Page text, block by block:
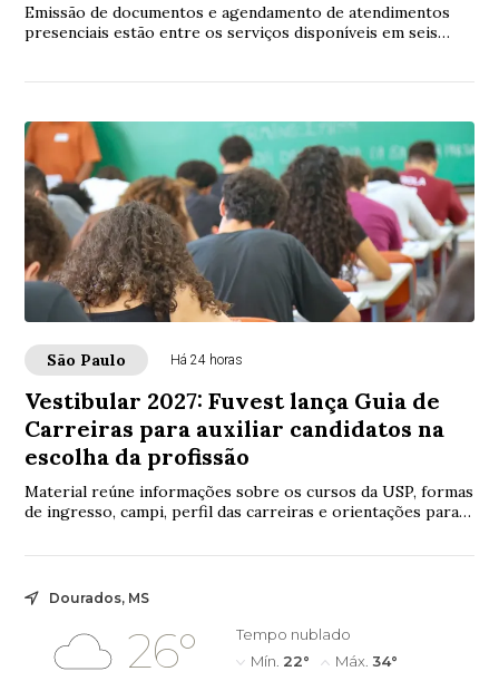
Emissão de documentos e agendamento de atendimentos
presenciais estão entre os serviços disponíveis em seis
São Paulo Há 24 horas
Vestibular 2027: Fuvest lança Guia de
Carreiras para auxiliar candidatos na
escolha da profissão
Material reúne informações sobre os cursos da USP, formas
de ingresso, campi, perfil das carreiras e orientações para o
Dourados, MS
26°
Tempo nublado
Mín. 22° Máx. 34°